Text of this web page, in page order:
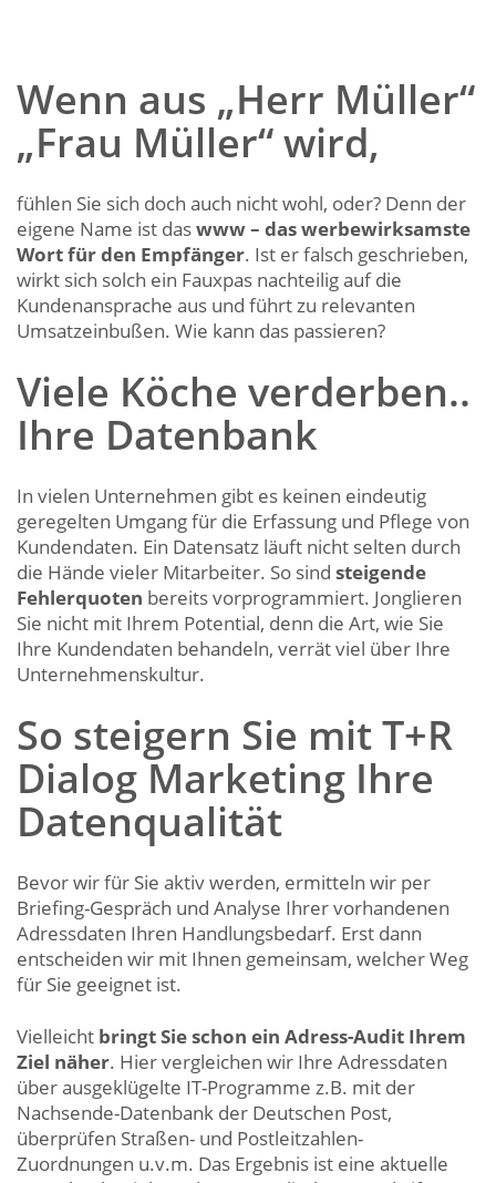
Wenn aus „Herr Müller“
„Frau Müller“ wird,
fühlen Sie sich doch auch nicht wohl, oder? Denn der
eigene Name ist daswww – das werbewirksamste
Wort für den Empfänger. Ist er falsch geschrieben,
wirkt sich solch ein Fauxpas nachteilig auf die
Kundenansprache aus und führt zu relevanten
Umsatzeinbußen. Wie kann das passieren?
Viele Köche verderben..
Ihre Datenbank
In vielen Unternehmen gibt es keinen eindeutig
geregelten Umgang für die Erfassung und Pflege von
Kundendaten. Ein Datensatz läuft nicht selten durch
die Hände vieler Mitarbeiter. So sind steigende
Fehlerquoten bereits vorprogrammiert. Jonglieren
Sie nicht mit Ihrem Potential, denn die Art, wie Sie
Ihre Kundendaten behandeln, verrät viel über Ihre
Unternehmenskultur.
So steigern Sie mit T+R
Dialog Marketing Ihre
Datenqualität
Bevor wir für Sie aktiv werden, ermitteln wir per
Briefing-Gespräch und Analyse Ihrer vorhandenen
Adressdaten Ihren Handlungsbedarf. Erst dann
entscheiden wir mit Ihnen gemeinsam, welcher Weg
für Sie geeignet ist.
Vielleicht bringt Sie schon ein Adress-Audit Ihrem
Ziel näher. Hier vergleichen wir Ihre Adressdaten
über ausgeklügelte IT-Programme z.B. mit der
Nachsende-Datenbank der Deutschen Post,
überprüfen Straßen- und Postleitzahlen-
Zuordnungen u.v.m. Das Ergebnis ist eine aktuelle